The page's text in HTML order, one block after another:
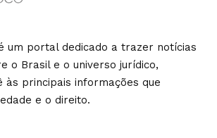
um portal dedicado a trazer notícias
o Brasil e o universo jurídico,
às principais informações que
e o direito.